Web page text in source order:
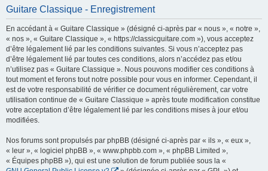
Guitare Classique - Enregistrement
En accédant à « Guitare Classique » (désigné ci-après par « nous », « notre »,
« nos », « Guitare Classique », « https://classicguitare.com »), vous acceptez
d’être légalement lié par les conditions suivantes. Si vous n’acceptez pas
d’être légalement lié par toutes ces conditions, alors n’accédez pas et/ou
n’utilisez pas « Guitare Classique ». Nous pouvons modifier ces conditions à
tout moment et ferons tout notre possible pour vous en informer. Cependant, il
est de votre responsabilité de vérifier ce document régulièrement, car votre
utilisation continue de « Guitare Classique » après toute modification constitue
votre acceptation d’être légalement lié par les conditions mises à jour et/ou
modifiées.
Nos forums sont propulsés par phpBB (désigné ci-après par « ils », « eux »,
« leur », « logiciel phpBB », « www.phpbb.com », « phpBB Limited »,
« Équipes phpBB »), qui est une solution de forum publiée sous la «